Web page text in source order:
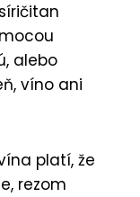
alebo
víno ani
platí, že
rezom